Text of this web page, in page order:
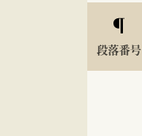
段落番号